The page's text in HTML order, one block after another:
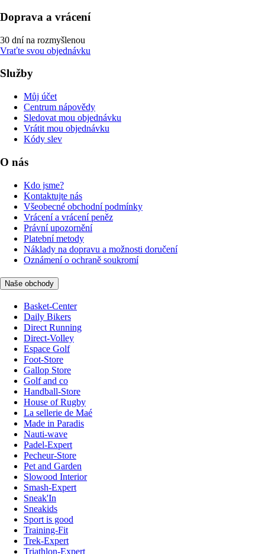
Doprava a vrácení
30 dní na rozmyšlenou
Vraťte svou objednávku
Služby
Můj účet
Centrum nápovědy
Sledovat mou objednávku
Vrátit mou objednávku
Kódy slev
O nás
Kdo jsme?
Kontaktujte nás
Všeobecné obchodní podmínky
Vrácení a vrácení peněz
Právní upozornění
Platební metody
Náklady na dopravu a možnosti doručení
Oznámení o ochraně soukromí
Naše obchody
Basket-Center
Daily Bikers
Direct Running
Direct-Volley
Espace Golf
Foot-Store
Gallop Store
Golf and co
Handball-Store
House of Rugby
La sellerie de Maé
Made in Paradis
Nauti-wave
Padel-Expert
Pecheur-Store
Pet and Garden
Slowood Interior
Smash-Expert
Sneak'In
Sneakids
Sport is good
Training-Fit
Trek-Expert
Triathlon-Expert